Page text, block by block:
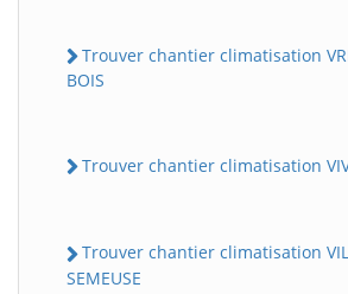
Trouver chantier climatisation
BOIS
Trouver chantier climatisation
Trouver chantier climatisation
SEMEUSE